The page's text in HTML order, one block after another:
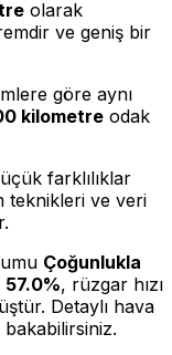
olarak
ve geniş bir
göre aynı
kilometre odak
farklılıklar
teknikleri ve veri
Çoğunlukla
57.0%, rüzgar hızı
Detaylı hava
bakabilirsiniz.